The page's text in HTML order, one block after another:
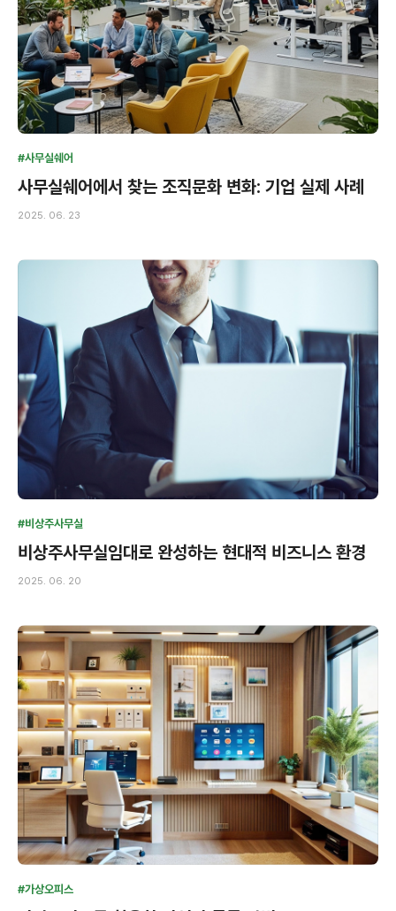
#사무실쉐어
사무실쉐어에서 찾는 조직문화 변화: 기업 실제 사례
2025. 06. 23
#비상주사무실
비상주사무실임대로 완성하는 현대적 비즈니스 환경
2025. 06. 20
#가상오피스